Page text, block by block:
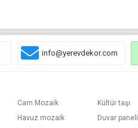
info@yerevdekor.com
Cam Mozaik
Havuz mozaik
Kültür taşı
Duvar paneli